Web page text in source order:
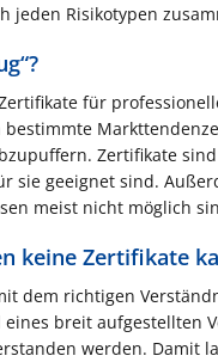
jeden Risikotypen
für
Zertifikate
sie geeignet sind.
meist nicht möglich
keine Zertifikate
dem richtigen
breit aufgestellten
werden. Damit